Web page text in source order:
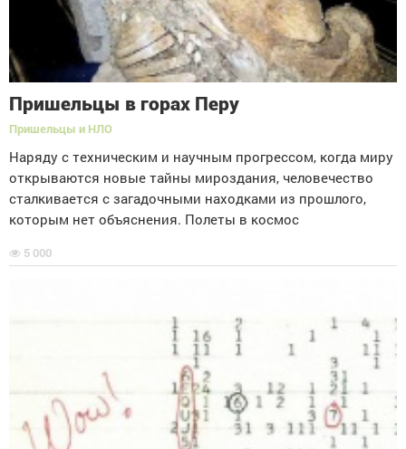
Пришельцы в горах Перу
Пришельцы и НЛО
Наряду с техническим и научным прогрессом, когда миру
открываются новые тайны мироздания, человечество
сталкивается с загадочными находками из прошлого,
которым нет объяснения. Полеты в космос
5 000